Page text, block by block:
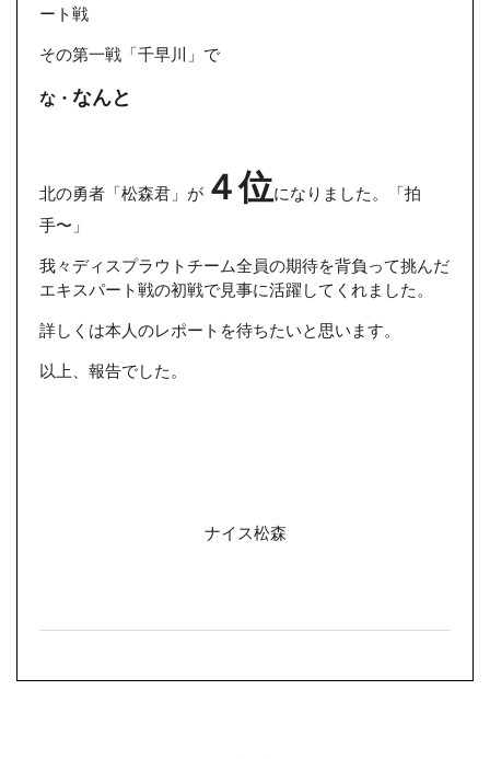
ート戦
その第一戦「千早川」で
な・ なんと
北の勇者「松森君」が ４位になりました。「拍
手〜」
我々ディスプラウトチーム全員の期待を背負って挑んだ
エキスパート戦の初戦で見事に活躍してくれました。
詳しくは本人のレポートを待ちたいと思います。
以上、報告でした。
ナイス松森